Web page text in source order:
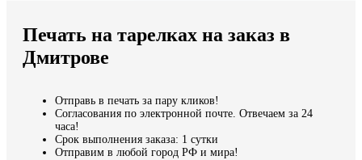
Мы доставляем по всему миру
Продолжить без города
Печать на тарелках на заказ в
Дмитрове
Отправь в печать за пару кликов!
Согласования по электронной почте. Отвечаем за 24
часа!
Срок выполнения заказа: 1 сутки
Отправим в любой город РФ и мира!